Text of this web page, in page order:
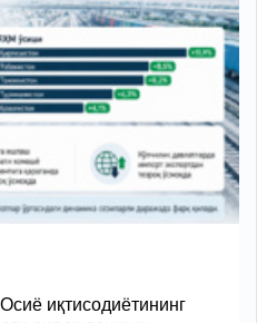
иқтисодиётининг